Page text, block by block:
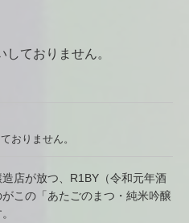
ておりません。
おりません。
店が放つ、R1BY（令和元年酒
この「あたごのまつ・純米吟醸